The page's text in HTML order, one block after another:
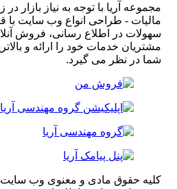
مجموعه آریا با توجه به نیاز بازار
مالیات - طراحی انواع وب سایت با
سهولات در اطلاع رسانی، فروش
مشتریان خدمات خود را ارائه و
شما در نظر می گیرد.
کلیه حقوق مادی و معنوی وب سایت